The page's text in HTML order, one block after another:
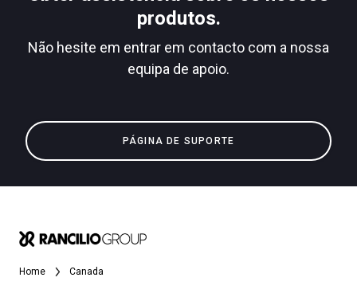
produtos.
Não hesite em entrar em contacto com a nossa
equipa de apoio.
PÁGINA DE SUPORTE
Home Canada